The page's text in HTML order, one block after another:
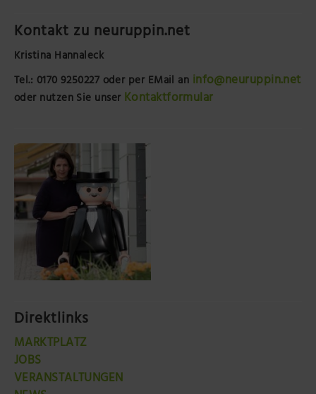
Kontakt zu neuruppin.net
Kristina Hannaleck
Tel.: 0170 9250227 oder per EMail an info@neuruppin.net
oder nutzen Sie unser Kontaktformular
Direktlinks
MARKTPLATZ
JOBS
VERANSTALTUNGEN